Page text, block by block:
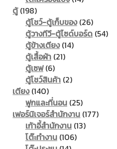
ตู้ 198198
products
ตู้โชว์-ตู้เก็บของ 2626
products
ตู้วางทีวี-ตู้ไซด์บอร์ด 5454
ตู้ข้างเตียง 1414
ตู้เสื้อผ้า 2121
ตู้เซฟ 66
products
ตู้โชว์สินค้า 22
เตียง 140140
products
ฟูกและที่นอน 2525
products
เฟอร์นิเจอร์สำนักงาน 177177
เก้าอี้สำนักงาน 1313
โต๊ะทำงาน 106106